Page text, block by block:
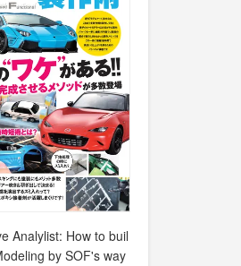
Analylist: How to buil
by SOF's way